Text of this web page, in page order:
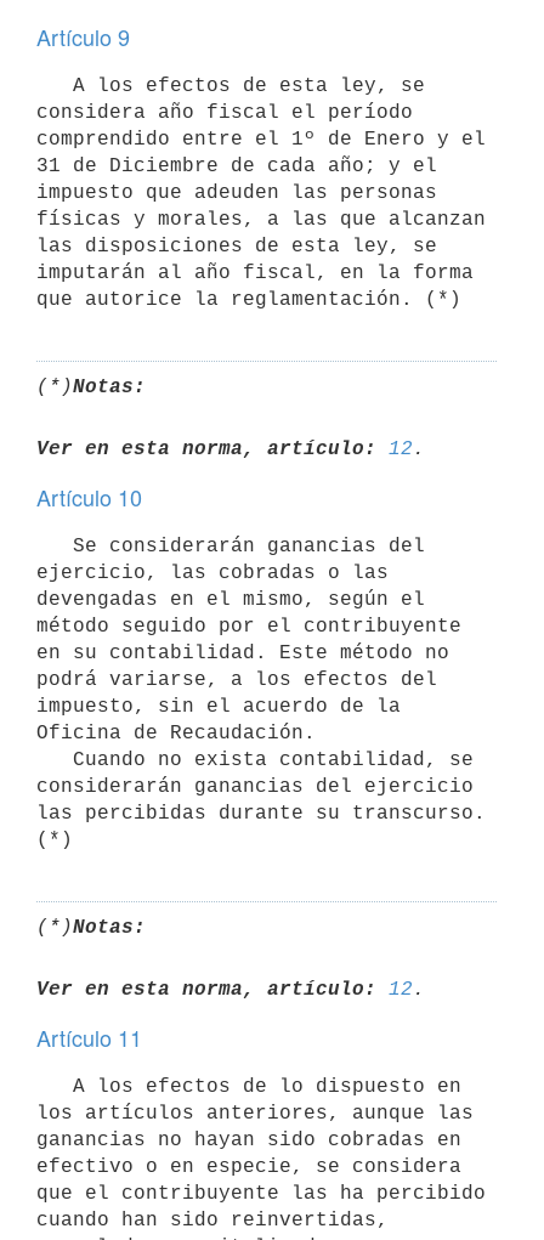
Artículo 9
considera año fiscal el período
comprendido entre el 1º de Enero y el
31 de Diciembre de cada año; y el
impuesto que adeuden las personas
físicas y morales, a las que alcanzan
las disposiciones de esta ley, se
imputarán al año fiscal, en la forma
(*)Notas:
Ver en esta norma, artículo: 12
Artículo 10
ejercicio, las cobradas o las
devengadas en el mismo, según el
método seguido por el contribuyente
en su contabilidad. Este método no
podrá variarse, a los efectos del
impuesto, sin el acuerdo de la
Oficina de Recaudación.
considerarán ganancias del ejercicio
las percibidas durante su transcurso.
(*)Notas:
Ver en esta norma, artículo: 12
Artículo 11
los artículos anteriores, aunque las
ganancias no hayan sido cobradas en
efectivo o en especie, se considera
que el contribuyente las ha percibido
cuando han sido reinvertidas,